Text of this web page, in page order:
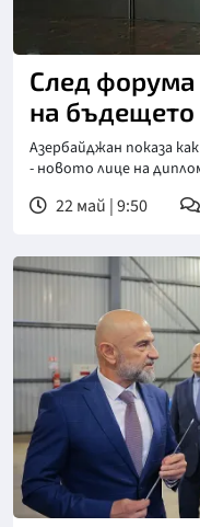
След форума
на бъдещето
Азербайджан показа
- новото лице на
22 май | 9:50